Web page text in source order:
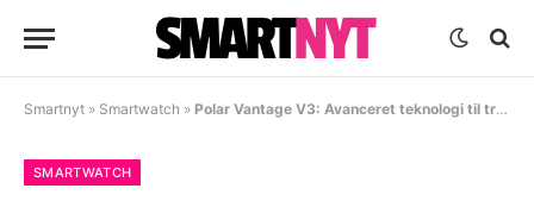
Smartnyt » Smartwatch » Polar Vantage V3: Avanceret teknologi til træning og restituering
SMARTWATCH